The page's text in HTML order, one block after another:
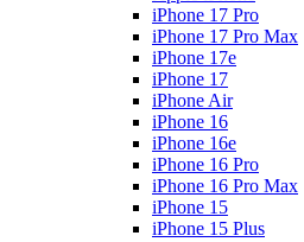
iPhone 17 Pro
iPhone 17 Pro Max
iPhone 17e
iPhone 17
iPhone Air
iPhone 16
iPhone 16e
iPhone 16 Pro
iPhone 16 Pro Max
iPhone 15
iPhone 15 Plus